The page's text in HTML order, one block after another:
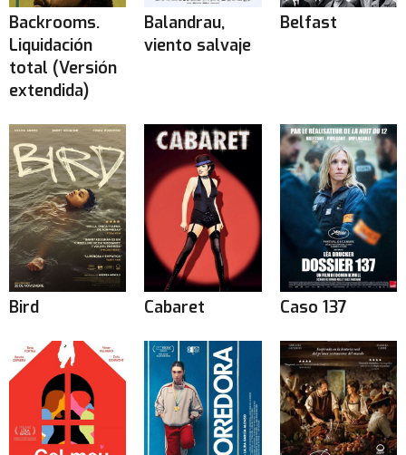
Backrooms.
Liquidación
total (Versión
extendida)
Balandrau,
viento salvaje
Belfast
Bird Cabaret Caso 137